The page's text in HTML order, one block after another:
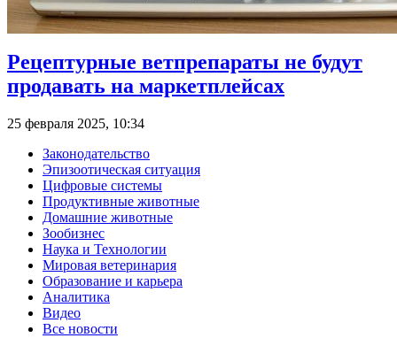
Рецептурные ветпрепараты не будут
продавать на маркетплейсах
25 февраля 2025, 10:34
Законодательство
Эпизоотическая ситуация
Цифровые системы
Продуктивные животные
Домашние животные
Зообизнес
Наука и Технологии
Мировая ветеринария
Образование и карьера
Аналитика
Видео
Все новости